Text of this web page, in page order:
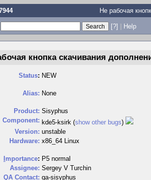
Не рабочая
[?] | Help
кнопка скачивания
Status: NEW
Alias: None
Product: Sisyphus
Component: kde5-ksirk (show other bugs)
Version: unstable
Hardware: x86_64 Linux
mportance: P5 normal
Assignee: Sergey V Turchin
QA Contact: qa-sisyphus